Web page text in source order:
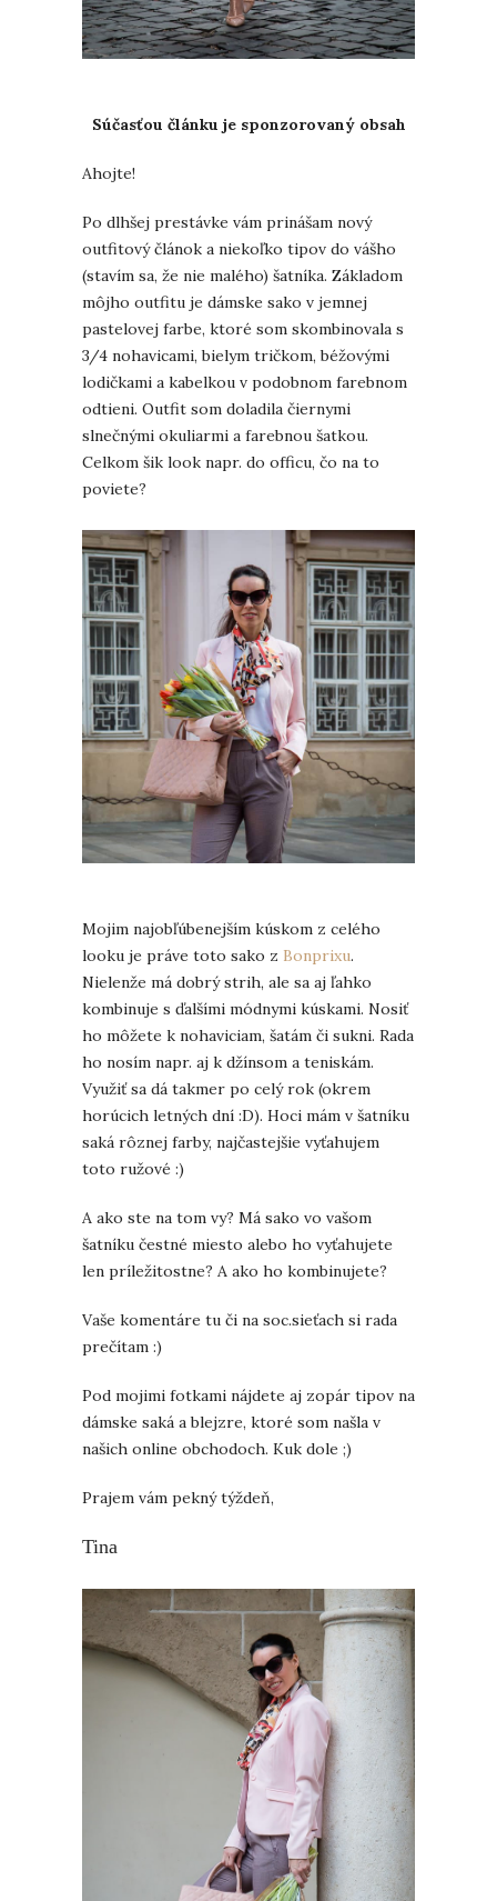
Súčasťou článku je sponzorovaný obsah
Ahojte!
Po dlhšej prestávke vám prinášam nový
outfitový článok a niekoľko tipov do vášho
(stavím sa, že nie malého) šatníka. Základom
môjho outfitu je dámske sako v jemnej
pastelovej farbe, ktoré som skombinovala s
3/4 nohavicami, bielym tričkom, béžovými
lodičkami a kabelkou v podobnom farebnom
odtieni. Outfit som doladila čiernymi
slnečnými okuliarmi a farebnou šatkou.
Celkom šik look napr. do officu, čo na to
poviete?
Mojim najobľúbenejším kúskom z celého
looku je práve toto sako z Bonprixu.
Nielenže má dobrý strih, ale sa aj ľahko
kombinuje s ďalšími módnymi kúskami. Nosiť
ho môžete k nohaviciam, šatám či sukni. Rada
ho nosím napr. aj k džínsom a teniskám.
Využiť sa dá takmer po celý rok (okrem
horúcich letných dní :D). Hoci mám v šatníku
saká rôznej farby, najčastejšie vyťahujem
toto ružové :)
A ako ste na tom vy? Má sako vo vašom
šatníku čestné miesto alebo ho vyťahujete
len príležitostne? A ako ho kombinujete?
Vaše komentáre tu či na soc.sieťach si rada
prečítam :)
Pod mojimi fotkami nájdete aj zopár tipov na
dámske saká a blejzre, ktoré som našla v
našich online obchodoch. Kuk dole ;)
Prajem vám pekný týždeň,
Tina